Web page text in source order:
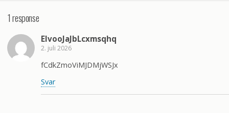
1 response
ElvooJaJbLcxmsqhq
2. juli 2026
fCdkZmoViMJDMjWSJx
Svar